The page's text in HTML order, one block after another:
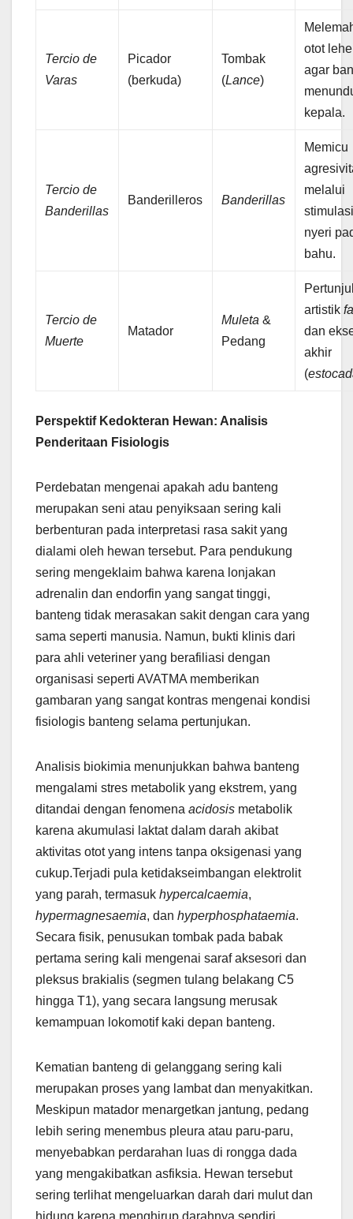
Tercio de
Varas
Picador
(berkuda)
Tombak
(Lance)
otot
agar
kepala.
Tercio de
Banderillas
Banderilleros Banderillas
Memicu
melalui
nyeri
bahu.
Tercio de
Muerte
Matador
Muleta &
Pedang
artistik
dan
akhir
(
Perspektif Kedokteran Hewan: Analisis
Penderitaan Fisiologis
Perdebatan mengenai apakah adu banteng
merupakan seni atau penyiksaan sering kali
berbenturan pada interpretasi rasa sakit yang
dialami oleh hewan tersebut. Para pendukung
sering mengeklaim bahwa karena lonjakan
adrenalin dan endorfin yang sangat tinggi,
banteng tidak merasakan sakit dengan cara yang
sama seperti manusia. Namun, bukti klinis dari
para ahli veteriner yang berafiliasi dengan
organisasi seperti AVATMA memberikan
gambaran yang sangat kontras mengenai kondisi
fisiologis banteng selama pertunjukan.
Analisis biokimia menunjukkan bahwa banteng
mengalami stres metabolik yang ekstrem, yang
ditandai dengan fenomena acidosis metabolik
karena akumulasi laktat dalam darah akibat
aktivitas otot yang intens tanpa oksigenasi yang
cukup.Terjadi pula ketidakseimbangan elektrolit
yang parah, termasuk hypercalcaemia,
hypermagnesaemia, dan hyperphosphataemia.
Secara fisik, penusukan tombak pada babak
pertama sering kali mengenai saraf aksesori dan
pleksus brakialis (segmen tulang belakang C5
hingga T1), yang secara langsung merusak
kemampuan lokomotif kaki depan banteng.
Kematian banteng di gelanggang sering kali
merupakan proses yang lambat dan menyakitkan.
Meskipun matador menargetkan jantung, pedang
lebih sering menembus pleura atau paru-paru,
menyebabkan perdarahan luas di rongga dada
yang mengakibatkan asfiksia. Hewan tersebut
sering terlihat mengeluarkan darah dari mulut dan
hidung karena menghirup darahnya sendiri